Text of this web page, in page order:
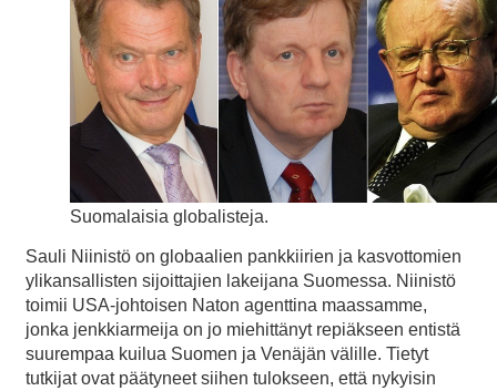
Suomalaisia globalisteja.
Sauli Niinistö on globaalien pankkiirien ja kasvottomien
ylikansallisten sijoittajien lakeijana Suomessa. Niinistö
toimii USA-johtoisen Naton agenttina maassamme,
jonka jenkkiarmeija on jo miehittänyt repiäkseen entistä
suurempaa kuilua Suomen ja Venäjän välille. Tietyt
tutkijat ovat päätyneet siihen tulokseen, että nykyisin